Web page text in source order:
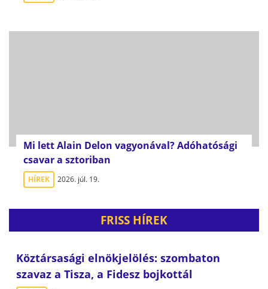
Mi lett Alain Delon vagyonával? Adóhatósági
csavar a sztoriban
HÍREK 2026. júl. 19.
FRISS HÍREK
Köztársasági elnökjelölés: szombaton
szavaz a Tisza, a Fidesz bojkottál